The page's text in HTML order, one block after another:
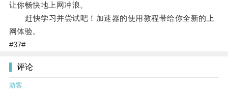
让你畅快地上网冲浪。
赶快学习并尝试吧！加速器的使用教程带给你全新的上
网体验。
#37#
评论
游客